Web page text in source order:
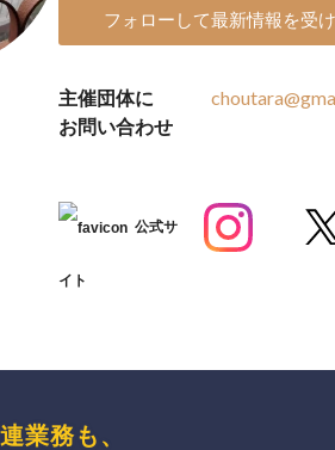
フォローして最新情報を受
主催団体に
お問い合わせ
公式サ
イト
業務も、